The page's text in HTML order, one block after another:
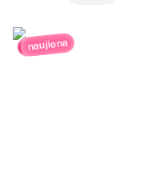
naujiena